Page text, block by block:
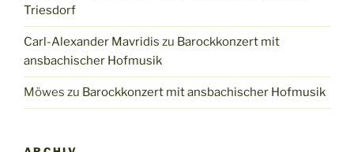
Triesdorf
Carl-Alexander Mavridis zu Barockkonzert mit
ansbachischer Hofmusik
Möwes zu Barockkonzert mit ansbachischer Hofmusik